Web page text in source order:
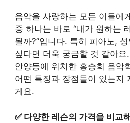
음악을 사랑하는 모든 이들에
중 하나는 바로 “내가 원하는
될까?”입니다. 특히 피아노,
싶다면 더욱 궁금할 것 같아요
안양동에 위치한 홍승희 음악
어떤 특징과 장점들이 있는지
게요.
✅ 다양한 레슨의 가격을 비교